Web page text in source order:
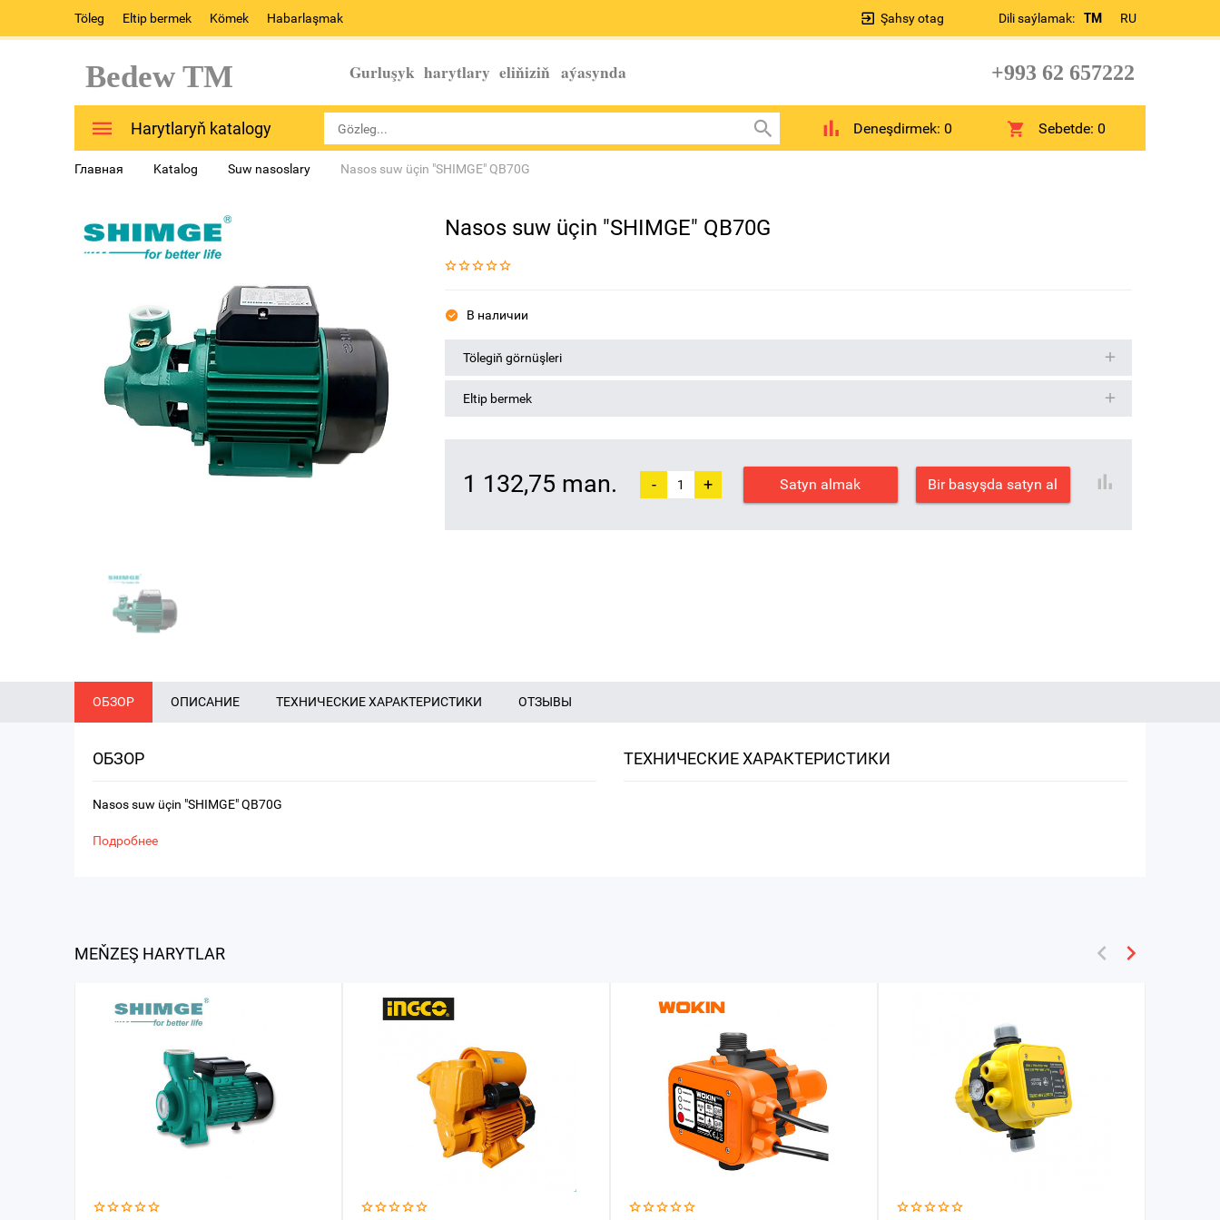
Töleg Eltip bermek Kömek Habarlaşmak Dili saýlamak: TM RU
Şahsy otag
Bedew TM Gurluşyk harytlary eliňiziň aýasynda +993 62 657222
Harytlaryň katalogy Deneşdirmek: 0 Sebetde:0
Главная Katalog Suw nasoslary Nasos suw üçin "SHIMGE" QB70G
Nasos suw üçin "SHIMGE" QB70G
В наличии
Tölegiň görnüşleri
Eltip bermek
1 132,75 man. - + Satyn almak Bir basyşda satyn al
ОБЗОР ОПИСАНИЕ ТЕХНИЧЕСКИЕ ХАРАКТЕРИСТИКИ ОТЗЫВЫ
ОБЗОР
Nasos suw üçin "SHIMGE" QB70G
Подробнее
ТЕХНИЧЕСКИЕ ХАРАКТЕРИСТИКИ
MEŇZEŞ HARYTLAR